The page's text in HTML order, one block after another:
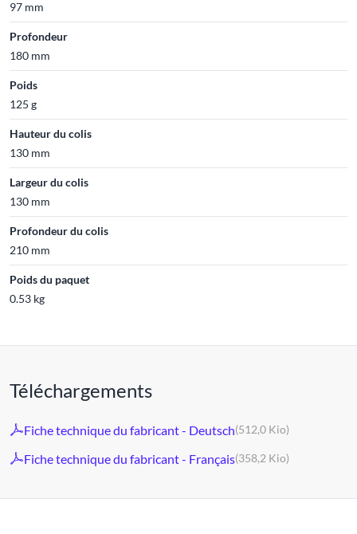
97 mm
Profondeur
180 mm
Poids
125 g
Hauteur du colis
130 mm
Largeur du colis
130 mm
Profondeur du colis
210 mm
Poids du paquet
0.53 kg
Téléchargements
Fiche technique du fabricant - Deutsch(512,0 Kio)
Fiche technique du fabricant - Français(358,2 Kio)